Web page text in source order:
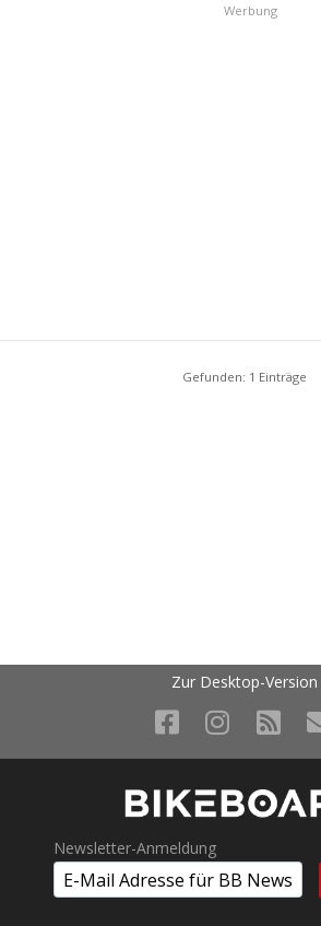
Werbung
Gefunden: 1 Einträge
Zur Desktop-Version
Newsletter-Anmeldung